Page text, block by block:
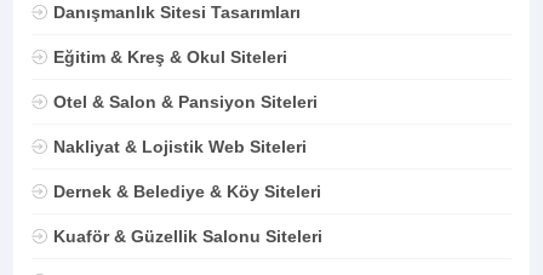
Danışmanlık Sitesi Tasarımları
Eğitim & Kreş & Okul Siteleri
Otel & Salon & Pansiyon Siteleri
Nakliyat & Lojistik Web Siteleri
Dernek & Belediye & Köy Siteleri
Kuaför & Güzellik Salonu Siteleri